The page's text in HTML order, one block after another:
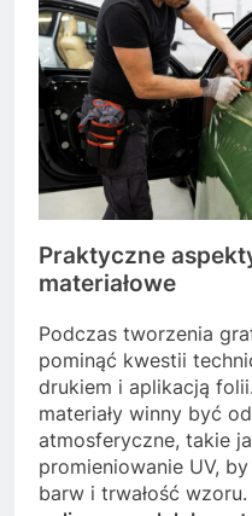
Praktyczne
materiałowe
Podczas tworzenia
pominąć kwestii
drukiem i aplikacją
materiały winny być
atmosferyczne, takie
promieniowanie UV,
barw i trwałość